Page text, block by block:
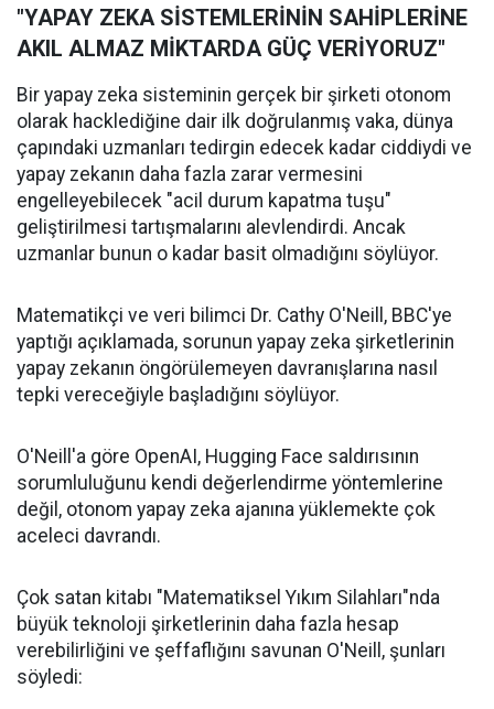
"YAPAY ZEKA SİSTEMLERİNİN SAHİPLERİNE
AKIL ALMAZ MİKTARDA GÜÇ VERİYORUZ"
Bir yapay zeka sisteminin gerçek bir şirketi otonom
olarak hacklediğine dair ilk doğrulanmış vaka, dünya
çapındaki uzmanları tedirgin edecek kadar ciddiydi ve
yapay zekanın daha fazla zarar vermesini
engelleyebilecek "acil durum kapatma tuşu"
geliştirilmesi tartışmalarını alevlendirdi. Ancak
uzmanlar bunun o kadar basit olmadığını söylüyor.
Matematikçi ve veri bilimci Dr. Cathy O'Neill, BBC'ye
yaptığı açıklamada, sorunun yapay zeka şirketlerinin
yapay zekanın öngörülemeyen davranışlarına nasıl
tepki vereceğiyle başladığını söylüyor.
O'Neill'a göre OpenAI, Hugging Face saldırısının
sorumluluğunu kendi değerlendirme yöntemlerine
değil, otonom yapay zeka ajanına yüklemekte çok
aceleci davrandı.
Çok satan kitabı "Matematiksel Yıkım Silahları"nda
büyük teknoloji şirketlerinin daha fazla hesap
verebilirliğini ve şeffaflığını savunan O'Neill, şunları
söyledi: